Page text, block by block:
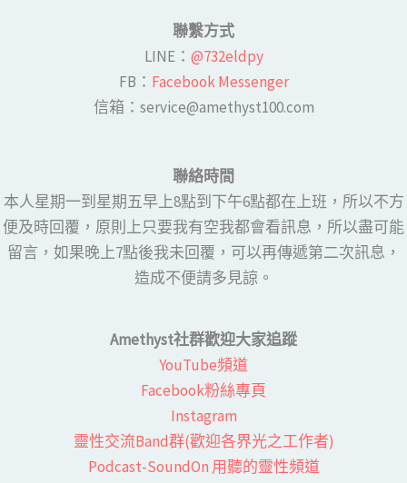
聯繫方式
LINE​： @732eldpy
FB：​ Facebook Messenger
​​信箱：service@amethyst100.com
聯絡時間
本人星期一到星期五早上8點到下午6點都在上班，所以不方
便及時回覆，原則上只要我有空我都會看訊息，所以盡可能
留言，如果晚上7點後我未回覆，可以再傳遞第二次訊息，
造成不便請多見諒。
Amethyst社群歡迎大家追蹤
YouTube頻道
Facebook粉絲專頁​
Instagram
靈性交流Band群(歡迎各界光之工作者)​
Podcast-SoundOn 用聽的靈性頻道